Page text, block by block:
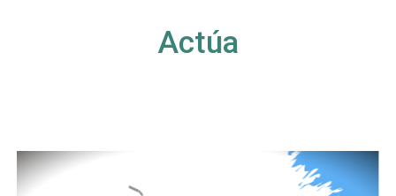
Actúa